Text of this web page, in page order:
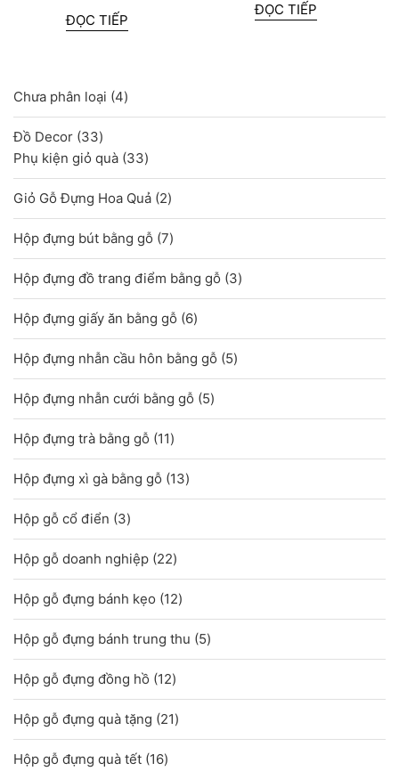
ĐỌC TIẾP
ĐỌC TIẾP
Chưa phân loại 44
sản
Đồ Decor 3333
sản
phẩm
Phụ kiện giỏ quà 3333
sản
phẩm
Giỏ Gỗ Đựng Hoa Quả 22
sản
phẩm
Hộp đựng bút bằng gỗ 77
sản
phẩm
Hộp đựng đồ trang điểm bằng gỗ 33
sản
Hộp đựng giấy ăn bằng gỗ 66
sản
phẩm
Hộp đựng nhẫn cầu hôn bằng gỗ 55
sản
Hộp đựng nhẫn cưới bằng gỗ 55
sản
Hộp đựng trà bằng gỗ 1111
sản
phẩm
Hộp đựng xì gà bằng gỗ 1313
sản
Hộp gỗ cổ điển 33
sản
phẩm
Hộp gỗ doanh nghiệp 2222
sản
phẩm
Hộp gỗ đựng bánh kẹo 1212
sản
phẩm
Hộp gỗ đựng bánh trung thu 55
sản
Hộp gỗ đựng đồng hồ 1212
sản
phẩm
Hộp gỗ đựng quà tặng 2121
sản
Hộp gỗ đựng quà tết 1616